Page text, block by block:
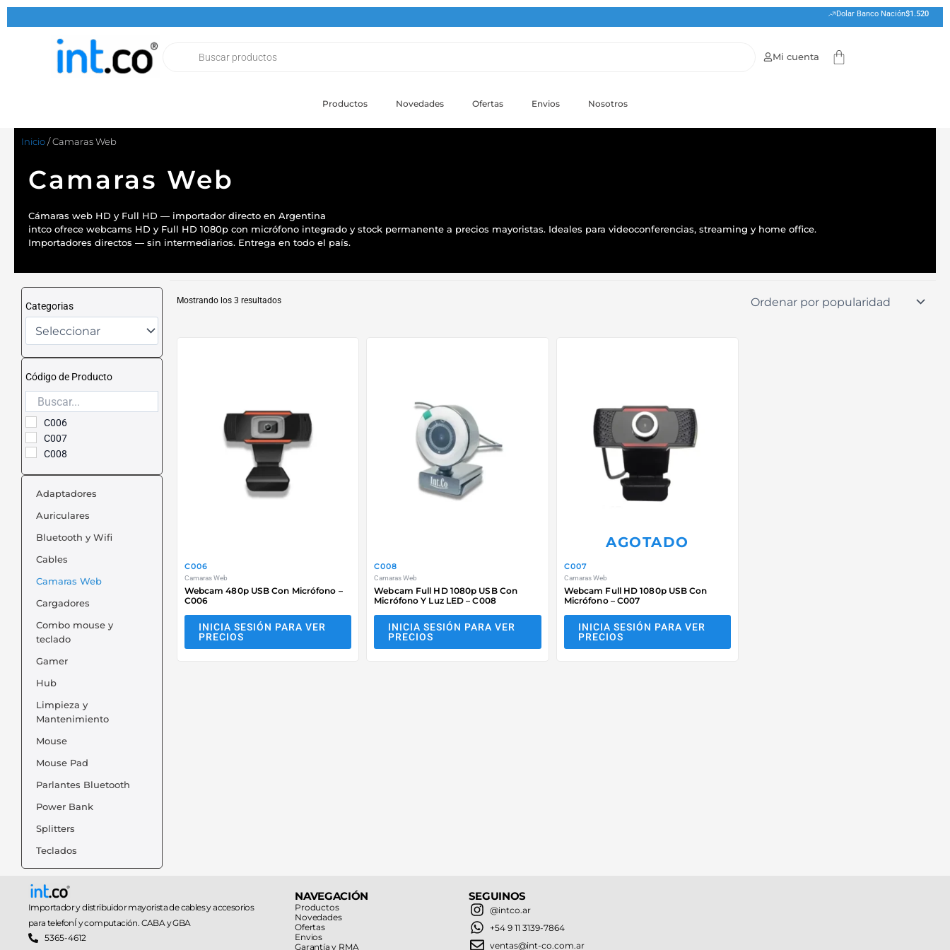
Dolar Banco Nación$1.520
Mi cuenta Cart
Productos Novedades Ofertas Envios Nosotros
Inicio/ Camaras Web
Camaras Web
Cámaras web HD y Full HD — importador directo en Argentina
intco ofrece webcams HD y Full HD 1080p con micrófono integrado y stock permanente a precios mayoristas. Ideales para videoconferencias, streaming y home office.
Importadores directos — sin intermediarios. Entrega en todo el país.
Categorias
Código de Producto
C006
C007
C008
Adaptadores
Auriculares
Bluetooth y Wifi
Cables
Camaras Web
Cargadores
Combo mouse y
teclado
Gamer
Hub
Limpieza y
Mantenimiento
Mouse
Mouse Pad
Parlantes Bluetooth
Power Bank
Splitters
Teclados
Mostrando los 3 resultadospor
C006
Camaras Web
Webcam 480p USB Con Micrófono –
C006
INICIA SESIÓN PARA VER
PRECIOS
C008
Camaras Web
Webcam Full HD 1080p USB Con
Micrófono Y Luz LED – C008
INICIA SESIÓN PARA VER
PRECIOS
AGOTADO
C007
Camaras Web
Webcam Full HD 1080p USB Con
Micrófono – C007
INICIA SESIÓN PARA VER
PRECIOS
Importador y distribuidor mayorista de cables y accesorios
para telefonÍ y computación. CABA y GBA
5365-4612
NAVEGACIÓN
Productos
Novedades
Ofertas
Envios
Garantía y RMA
SEGUINOS
@intco.ar
+54 9 11 3139-7864
ventas@int-co.com.ar